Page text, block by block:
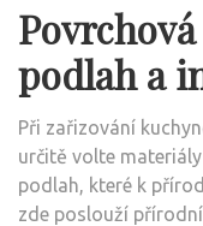
podlah a
Při zařizování
určitě volte
podlah, které k
zde poslouží